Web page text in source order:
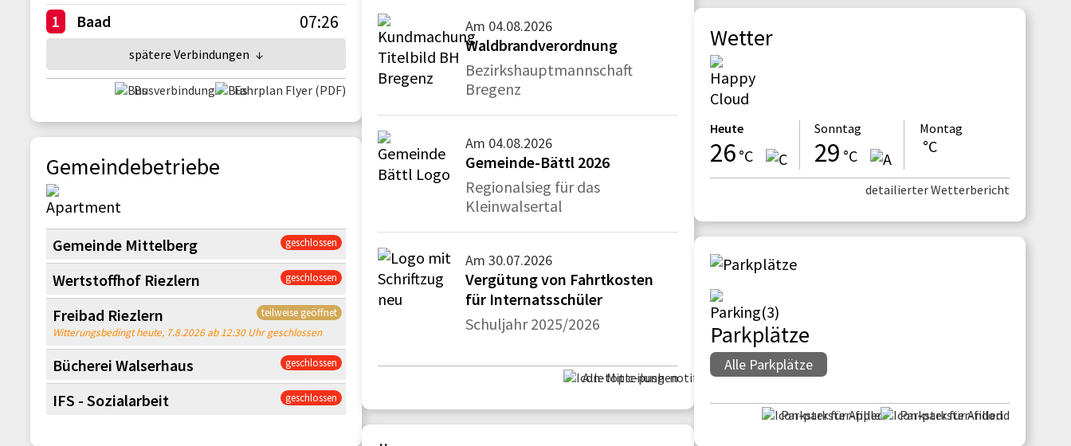
1 Baad 07:26
spätere Verbindungen ↓
Busverbindung Fahrplan Flyer (PDF)
Gemeindebetriebe
geschlossen
Gemeinde Mittelberg
geschlossen
Wertstoffhof Riezlern
teilweise geöffnet
Freibad Riezlern
Witterungsbedingt heute, 7.8.2026 ab 12:30 Uhr geschlossen
geschlossen
Bücherei Walserhaus
geschlossen
IFS - Sozialarbeit
Am 04.08.2026
Waldbrandverordnung
Bezirkshauptmannschaft
Bregenz
Am 04.08.2026
Gemeinde-Bättl 2026
Regionalsieg für das
Kleinwalsertal
Am 30.07.2026
Vergütung von Fahrtkosten
für Internatsschüler
Schuljahr 2025/2026
Alle Mitteilungen
Wetter
Heute
26 °C
Sonntag
29 °C
Montag
°C
detailierter Wetterbericht
Parkplätze
Alle Parkplätze
Parkster für Apple Parkster für Andorid